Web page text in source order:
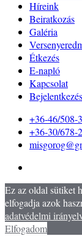
Híreink
Beiratkozás
Galéria
Étkezés
E-napló
Kapcsolat
Bejelentkezés
+36-46/508-
+36-30/678-
Ez az oldal sütiket
elfogadja azok
adatvédelmi
Elfogadom